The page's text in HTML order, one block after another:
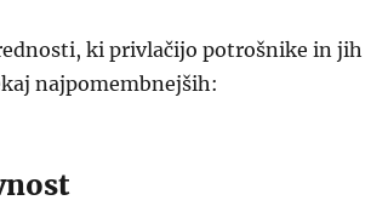
ki privlačijo potrošnike in jih
najpomembnejših: